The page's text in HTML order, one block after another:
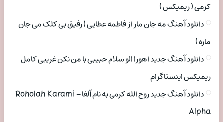
کرمی ( ریمیکس )
دانلود آهنگ مه جان مار از فاطمه عطایی ( رفیق بی کلک می جان
ماره )
دانلود آهنگ جدید اهورا الو سلام حبیبی با من نکن غریبی کامل
ریمیکس اینستاگرام
دانلود آهنگ جدید روح الله کرمی به نام آلفا Roholah Karami –
Alpha